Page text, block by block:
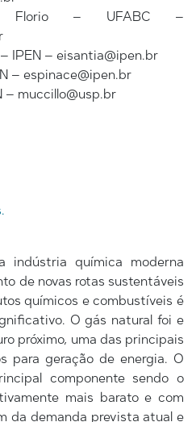
Florio – UFABC –
IPEN – eisantia@ipen.br
– espinace@ipen.br
– muccillo@usp.br
indústria química moderna
de novas rotas sustentáveis
químicos e combustíveis é
O gás natural foi e
próximo, uma das principais
para geração de energia. O
componente sendo o
mais barato e com
da demanda prevista atual e